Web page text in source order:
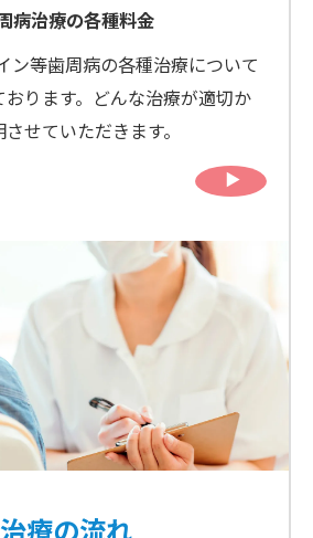
病治療の各種料金
ン等歯周病の各種治療について
ります。どんな治療が適切か
せていただきます。
▶